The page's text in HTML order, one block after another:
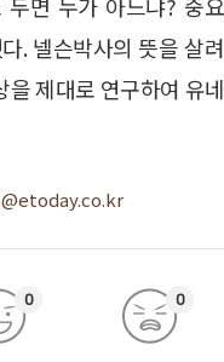
. 넬슨박사의 뜻을 살
제대로 연구하여 유
0 0